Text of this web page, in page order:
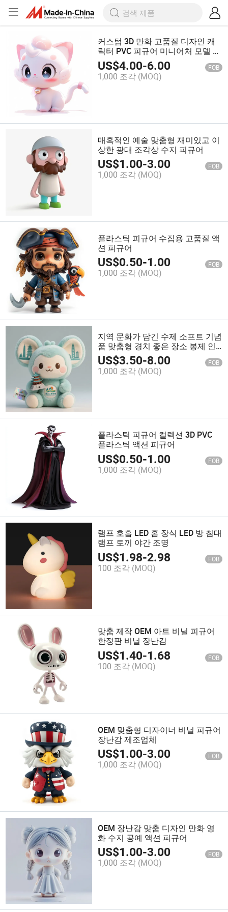
커스텀 3D 만화 고품질 디자인 캐
릭터 PVC 피규어 미니어처 모델 장
난감
US$4.00-6.00 FOB
1,000 조각 (MOQ)
매혹적인 예술 맞춤형 재미있고 이
상한 광대 조각상 수지 피규어
US$1.00-3.00 FOB
1,000 조각 (MOQ)
플라스틱 피규어 수집용 고품질 액
션 피규어
US$0.50-1.00 FOB
1,000 조각 (MOQ)
지역 문화가 담긴 수제 소프트 기념
품 맞춤형 경치 좋은 장소 봉제 인
형
US$3.50-8.00 FOB
1,000 조각 (MOQ)
플라스틱 피규어 컬렉션 3D PVC
플라스틱 액션 피규어
US$0.50-1.00 FOB
1,000 조각 (MOQ)
램프 호흡 LED 홈 장식 LED 방 침대
램프 토끼 야간 조명
US$1.98-2.98 FOB
100 조각 (MOQ)
맞춤 제작 OEM 아트 비닐 피규어
한정판 비닐 장난감
US$1.40-1.68 FOB
100 조각 (MOQ)
OEM 맞춤형 디자이너 비닐 피규어
장난감 제조업체
US$1.00-3.00 FOB
1,000 조각 (MOQ)
OEM 장난감 맞춤 디자인 만화 영
화 수지 공예 액션 피규어
US$1.00-3.00 FOB
1,000 조각 (MOQ)